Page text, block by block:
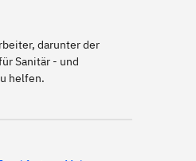
darunter der
Sanitär - und
helfen.